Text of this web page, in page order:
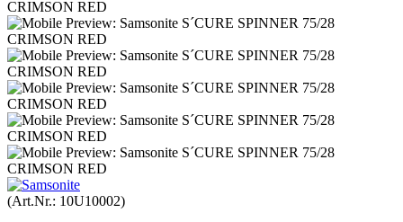
(Art.Nr.: 10U10002)